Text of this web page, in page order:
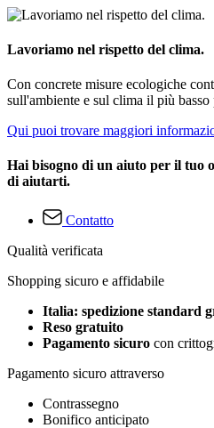
Lavoriamo nel rispetto del clima.
Con concrete misure ecologiche
sull'ambiente e sul clima il più basso
Qui puoi trovare maggiori
Hai bisogno di un aiuto per il tuo
di aiutarti.
Contatto
Qualità verificata
Shopping sicuro e affidabile
Italia: spedizione standard
Reso gratuito
Pagamento sicuro con
Pagamento sicuro attraverso
Contrassegno
Bonifico anticipato